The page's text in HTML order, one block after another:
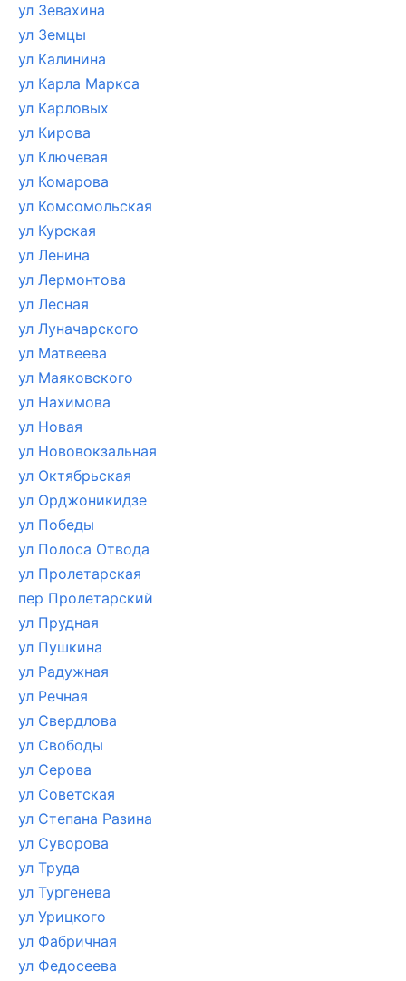
ул Зевахина
ул Земцы
ул Калинина
ул Карла Маркса
ул Карловых
ул Кирова
ул Ключевая
ул Комарова
ул Комсомольская
ул Курская
ул Ленина
ул Лермонтова
ул Лесная
ул Луначарского
ул Матвеева
ул Маяковского
ул Нахимова
ул Новая
ул Нововокзальная
ул Октябрьская
ул Орджоникидзе
ул Победы
ул Полоса Отвода
ул Пролетарская
пер Пролетарский
ул Прудная
ул Пушкина
ул Радужная
ул Речная
ул Свердлова
ул Свободы
ул Серова
ул Советская
ул Степана Разина
ул Суворова
ул Труда
ул Тургенева
ул Урицкого
ул Фабричная
ул Федосеева